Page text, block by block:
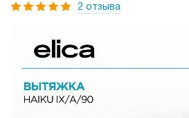
2 отзыва